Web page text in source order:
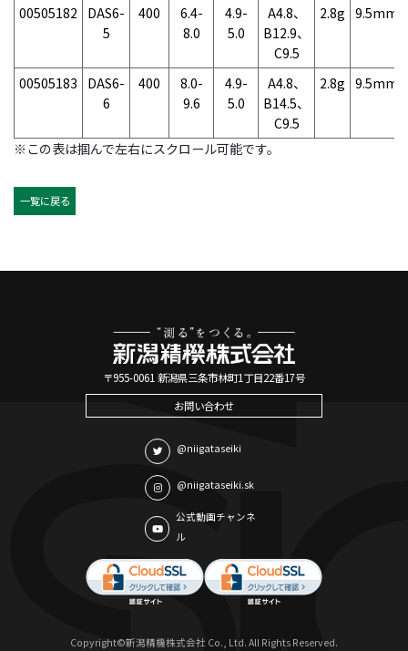
00505182
DAS6-
5
400
6.4-
8.0
4.9-
5.0
A4.8、
B12.9、
C9.5
2.8g 9.5mm
00505183
DAS6-
6
400
8.0-
9.6
4.9-
5.0
A4.8、
B14.5、
C9.5
2.8g 9.5mm
※この表は掴んで左右にスクロール可能です。
一覧に戻る
〒955-0061 新潟県三条市林町1丁目22番17号
お問い合わせ
@niigataseiki
@niigataseiki.sk
公式動画チャンネ
ル
Copyright©新潟精機株式会社 Co., Ltd. All Rights Reserved.